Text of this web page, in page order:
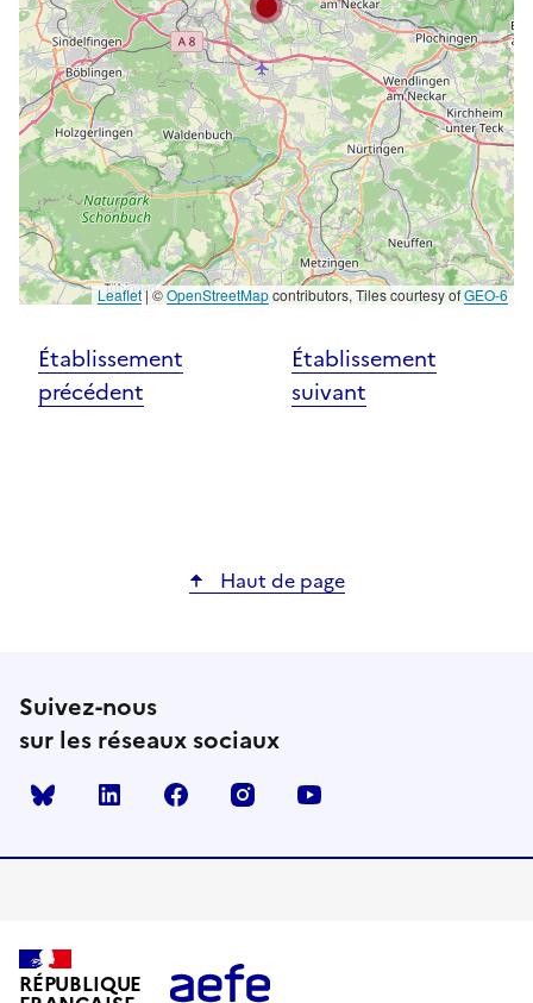
Leaflet|©OpenStreetMapcontributors, Tiles courtesy ofGEO-6
Établissement
précédent
Établissement
suivant
Haut de page
Suivez-nous
sur les réseaux sociaux
Bluesky linkedin facebook instagram
RÉPUBLIQUE